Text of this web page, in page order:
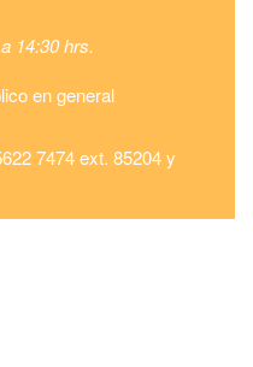
14:30 hrs.
en general
7474 ext. 85204 y